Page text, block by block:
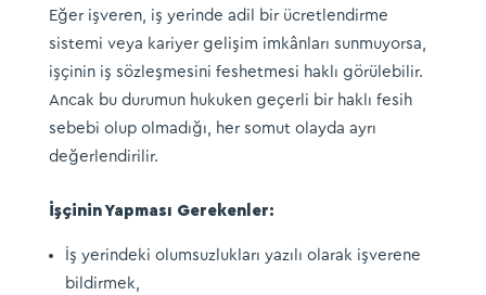
Eğer işveren, iş yerinde adil bir ücretlendirme
sistemi veya kariyer gelişim imkânları sunmuyorsa,
işçinin iş sözleşmesini feshetmesi haklı görülebilir.
Ancak bu durumun hukuken geçerli bir haklı fesih
sebebi olup olmadığı, her somut olayda ayrı
değerlendirilir.
İşçinin Yapması Gerekenler:
İş yerindeki olumsuzlukları yazılı olarak işverene
bildirmek,